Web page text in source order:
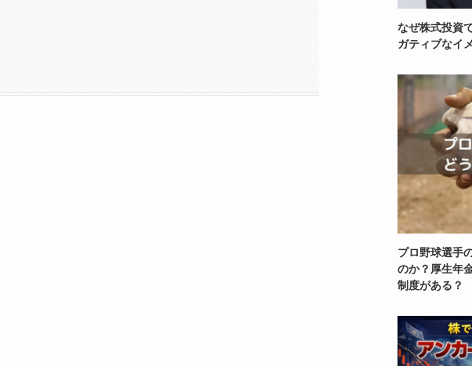
なぜ株式投資
ガティブなイ
プロ野球選手
のか？厚生年
制度がある？